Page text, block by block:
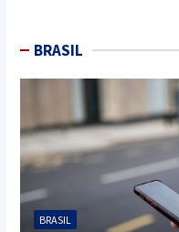
BRASIL
BRASIL